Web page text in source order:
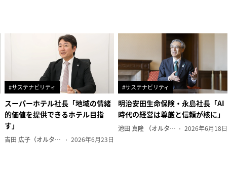
#サステナビリティ
スーパーホテル社長「地域の情緒
的価値を提供できるホテル目指
す」
吉田 広子（オルタナ輪番編集長） 2026年6月23日
#サステナビリティ
明治安田生命保険・永島社長「AI
時代の経営は尊厳と信頼が核に」
池田 真隆 （オルタナ輪番編集長） 2026年6月18日